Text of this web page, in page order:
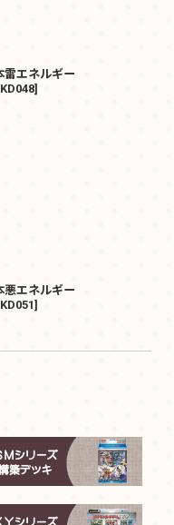
雷エネルギー
]
悪エネルギー
]